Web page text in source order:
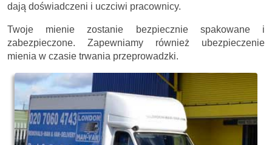
dają doświadczeni i uczciwi pracownicy.
Twoje mienie zostanie bezpiecznie spakowane i
zabezpieczone. Zapewniamy również ubezpieczenie
mienia w czasie trwania przeprowadzki.